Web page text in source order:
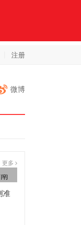
注册
微博
更多
准